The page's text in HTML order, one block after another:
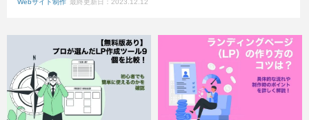
Webサイト制作 最終更新日：2023.12.12